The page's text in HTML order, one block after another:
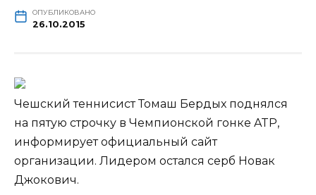
ОПУБЛИКОВАНО
26.10.2015
Чешский теннисист Томаш Бердых поднялся
на пятую строчку в Чемпионской гонке ATP,
информирует официальный сайт
организации. Лидером остался серб Новак
Джокович.